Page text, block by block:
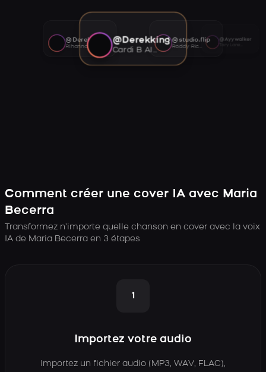
@Derekking
Cardi B AI voice
@studio.flip
Roddy Ricch AI voice
@Ayywalker
@Derekking
Rihanna AI voice
Comment créer une cover IA avec Maria
Becerra
Transformez n’importe quelle chanson en cover avec la voix
IA de Maria Becerra en 3 étapes
1
Importez votre audio
Importez un fichier audio (MP3, WAV, FLAC),